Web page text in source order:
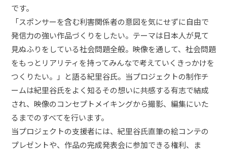
です。
「スポンサーを含む利害関係者の意図を気にせずに自由で
発信力の強い作品づくりをしたい。テーマは日本人が見て
見ぬふりをしている社会問題全般。映像を通して、社会問題
をもっとリアリティを持ってみんなで考えていくきっかけを
つくりたい。」と語る紀里谷氏。当プロジェクトの制作チ
ームは紀里谷氏をよく知るその想いに共感する有志で結成
され、映像のコンセプトメイキングから撮影、編集にいた
るまでのすべてを行います。
当プロジェクトの支援者には、紀里谷氏直筆の絵コンテの
プレゼントや、作品の完成発表会に参加できる権利、ま